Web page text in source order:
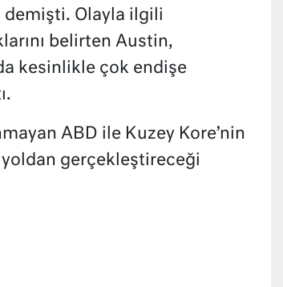
demişti. Olayla ilgili
belirten Austin,
kesinlikle çok endişe
ABD ile Kuzey Kore’nin
gerçekleştireceği